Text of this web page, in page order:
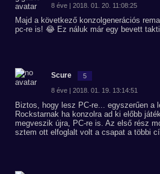
8 éve | 2018. 01. 20. 11:08:25
Majd a következő konzolgenerációs
pc-re is! 😂 Ez náluk már egy bevett
Scure 5
8 éve | 2018. 01. 19. 13:14:51
Biztos, hogy lesz PC-re... egyszerűen a
Rockstarnak ha konzolra ad ki előbb
megveszik újra, PC-re is. Az első rész
sztem ott elfoglalt volt a csapat a többi